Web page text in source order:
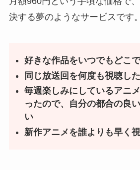
決する夢のようなサービスです。
好きな作品をいつでもどこ
同じ放送回を何度も視聴し
毎週楽しみにしているアニ
ったので、自分の都合の良
い
新作アニメを誰よりも早く